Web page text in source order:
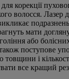
корекції
волосся. Лазер
мати
або
поступове
і
все кращий